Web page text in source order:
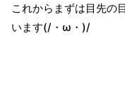
これからまずは目先の
います(/・ω・)/